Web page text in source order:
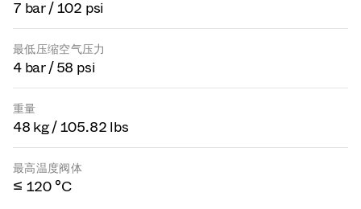
7 bar / 102 psi
最低压缩空气压力
4 bar / 58 psi
重量
48 kg / 105.82 lbs
最高温度阀体
≤ 120 °C